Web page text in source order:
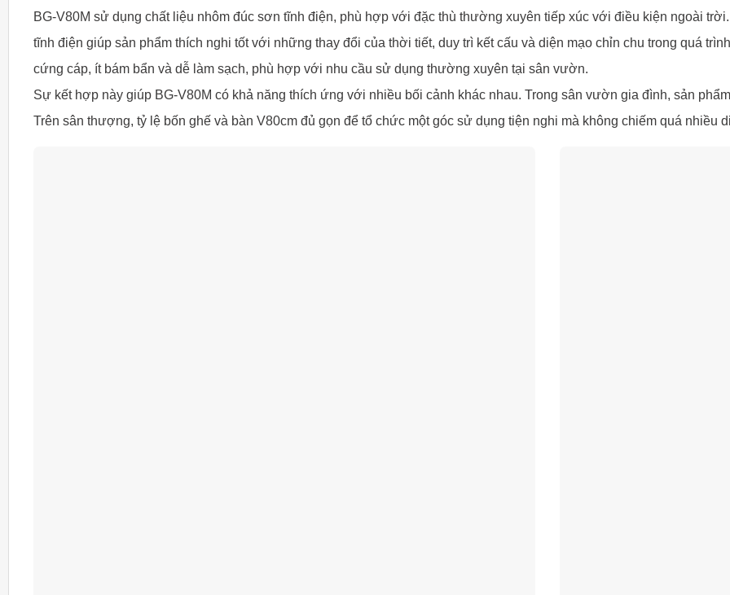
BG-V80M sử dụng chất liệu nhôm đúc sơn tĩnh điện, phù hợp với đặc thù thường xuyên tiếp xúc với điều kiện ngoài
tĩnh điện giúp sản phẩm thích nghi tốt với những thay đổi của thời tiết, duy trì kết cấu và diện mạo chỉn chu trong quá
cứng cáp, ít bám bẩn và dễ làm sạch, phù hợp với nhu cầu sử dụng thường xuyên tại sân vườn.
Sự kết hợp này giúp BG-V80M có khả năng thích ứng với nhiều bối cảnh khác nhau. Trong sân vườn gia đình, sản
Trên sân thượng, tỷ lệ bốn ghế và bàn V80cm đủ gọn để tổ chức một góc sử dụng tiện nghi mà không chiếm quá nhiều